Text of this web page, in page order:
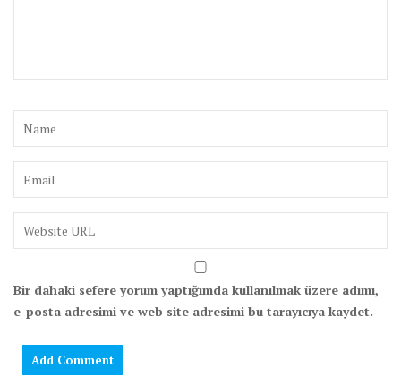
Bir dahaki sefere yorum yaptığımda kullanılmak üzere adımı,
e-posta adresimi ve web site adresimi bu tarayıcıya kaydet.